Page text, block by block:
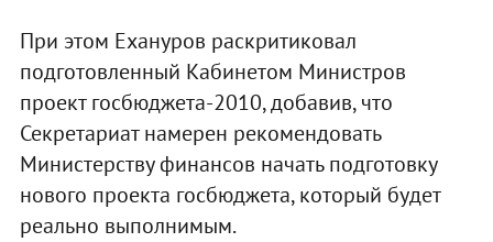
При этом Ехануров раскритиковал
подготовленный Кабинетом Министров
проект госбюджета-2010, добавив, что
Секретариат намерен рекомендовать
Министерству финансов начать подготовку
нового проекта госбюджета, который будет
реально выполнимым.